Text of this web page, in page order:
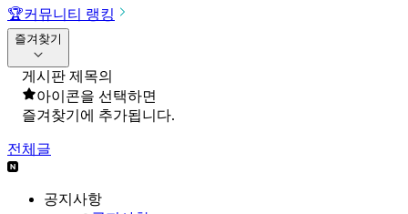
🏆커뮤니티 랭킹
즐겨찾기
게시판 제목의
아이콘을 선택하면
즐겨찾기에 추가됩니다.
전체글
공지사항